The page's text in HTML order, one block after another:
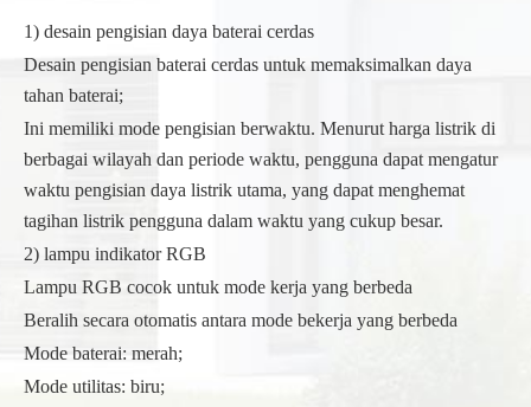
1) desain pengisian daya baterai cerdas
Desain pengisian baterai cerdas untuk memaksimalkan daya
tahan baterai;
Ini memiliki mode pengisian berwaktu. Menurut harga listrik di
berbagai wilayah dan periode waktu, pengguna dapat mengatur
waktu pengisian daya listrik utama, yang dapat menghemat
tagihan listrik pengguna dalam waktu yang cukup besar.
2) lampu indikator RGB
Lampu RGB cocok untuk mode kerja yang berbeda
Beralih secara otomatis antara mode bekerja yang berbeda
Mode baterai: merah;
Mode utilitas: biru;